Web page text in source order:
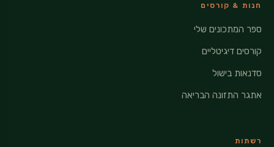
חנות & קורסים
ספר המתכונים שלי
קורסים דיגיטליים
סדנאות בישול
אתגר התזונה הבריאה
רשתות